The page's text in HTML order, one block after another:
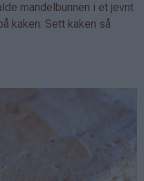
mandelbunnen i et jevnt
kaken. Sett kaken så